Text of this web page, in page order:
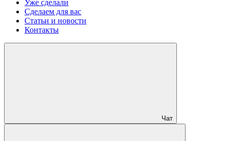
Уже сделали
Сделаем для вас
Статьи и новости
Контакты
Чат